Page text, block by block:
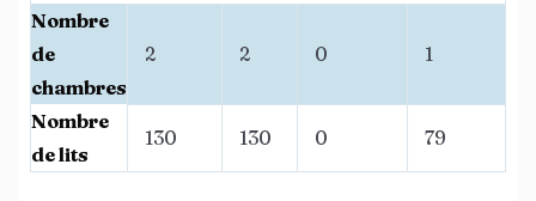
Nombre
de
chambres
2 2 0 1
Nombre
de lits
130 130 0 79